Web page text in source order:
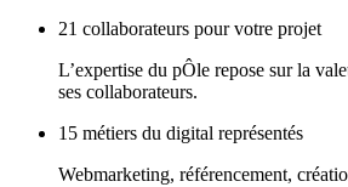
21 collaborateurs pour votre projet
L’expertise du pÔle repose sur la
ses collaborateurs.
15 métiers du digital représentés
Webmarketing, référencement,